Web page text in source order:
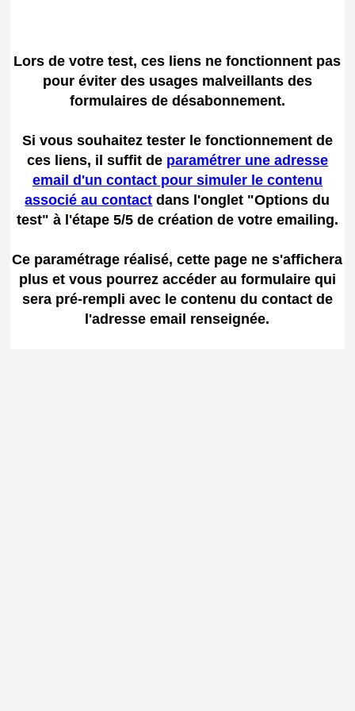
Lors de votre test, ces liens ne fonctionnent pas
pour éviter des usages malveillants des
formulaires de désabonnement.
Si vous souhaitez tester le fonctionnement de
ces liens, il suffit de paramétrer une adresse
email d'un contact pour simuler le contenu
associé au contact dans l'onglet "Options du
test" à l'étape 5/5 de création de votre emailing.
Ce paramétrage réalisé, cette page ne s'affichera
plus et vous pourrez accéder au formulaire qui
sera pré-rempli avec le contenu du contact de
l'adresse email renseignée.